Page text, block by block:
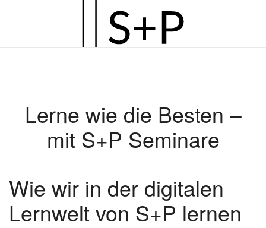
Lerne wie die Besten –
mit S+P Seminare
Wie wir in der digitalen
Lernwelt von S+P lernen